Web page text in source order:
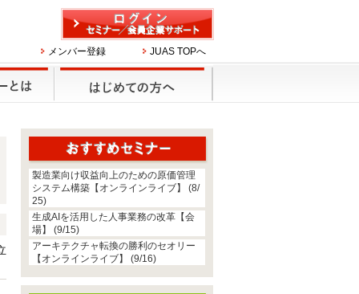
メンバー登録 JUAS TOPへ
製造業向け収益向上のための原価管理
システム構築【オンラインライブ】 (8/
25)
生成AIを活用した人事業務の改革【会
場】 (9/15)
アーキテクチャ転換の勝利のセオリー
【オンラインライブ】 (9/16)